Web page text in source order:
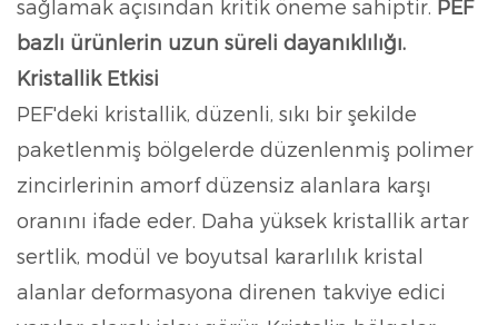
sağlamak açısından kritik öneme sahiptir. PEF
bazlı ürünlerin uzun süreli dayanıklılığı.
Kristallik Etkisi
PEF'deki kristallik, düzenli, sıkı bir şekilde
paketlenmiş bölgelerde düzenlenmiş polimer
zincirlerinin amorf düzensiz alanlara karşı
oranını ifade eder. Daha yüksek kristallik artar
sertlik, modül ve boyutsal kararlılık kristal
alanlar deformasyona direnen takviye edici